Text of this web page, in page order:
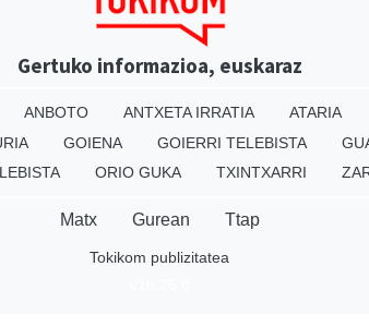
Gertuko informazioa, euskaraz
ANBOTO ANTXETA IRRATIA ATARIA
GOIENA GOIERRI TELEBISTA
ORIO GUKA TXINTXARRI
Matx Gurean Ttap
Tokikom publizitatea